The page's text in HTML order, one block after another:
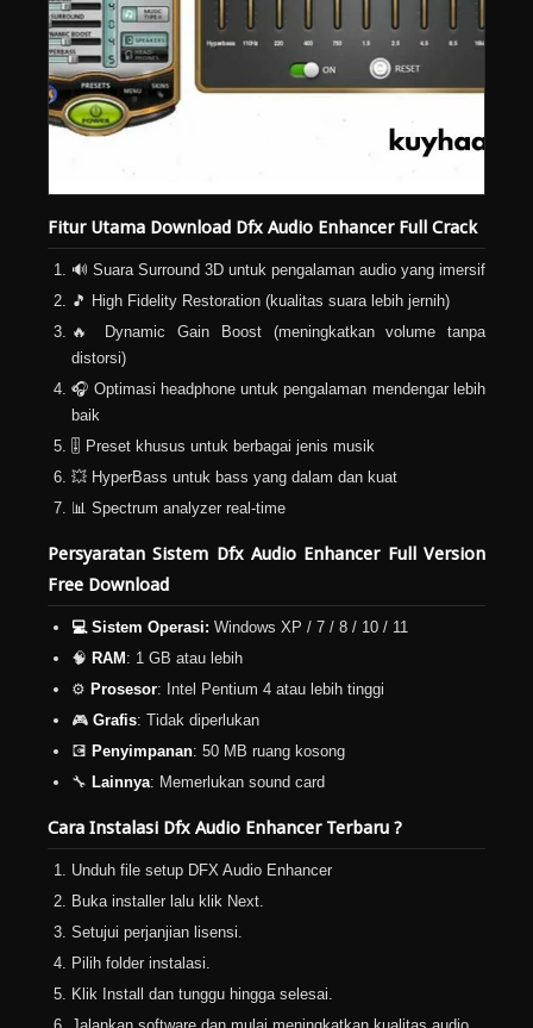
Fitur Utama Download Dfx Audio Enhancer Full Crack
🔊 Suara Surround 3D untuk pengalaman audio yang imersif
🎵 High Fidelity Restoration (kualitas suara lebih jernih)
🔥 Dynamic Gain Boost (meningkatkan volume tanpa
distorsi)
🎧 Optimasi headphone untuk pengalaman mendengar lebih
baik
🎚️ Preset khusus untuk berbagai jenis musik
💥 HyperBass untuk bass yang dalam dan kuat
📊 Spectrum analyzer real-time
Persyaratan Sistem Dfx Audio Enhancer Full Version
Free Download
💻 Sistem Operasi: Windows XP / 7 / 8 / 10 / 11
🧠 RAM : 1 GB atau lebih
⚙️ Prosesor: Intel Pentium 4 atau lebih tinggi
🎮 Grafis: Tidak diperlukan
💽 Penyimpanan: 50 MB ruang kosong
🔧 Lainnya: Memerlukan sound card
Cara Instalasi Dfx Audio Enhancer Terbaru ?
Unduh file setup DFX Audio Enhancer
Buka installer lalu klik Next.
Setujui perjanjian lisensi.
Pilih folder instalasi.
Klik Install dan tunggu hingga selesai.